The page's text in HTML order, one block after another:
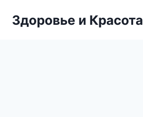
Здоровье и Красота